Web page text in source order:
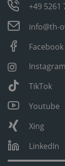
+49 5261
info@th-
Facebook
Instagram
TikTok
Youtube
Xing
LinkedIn